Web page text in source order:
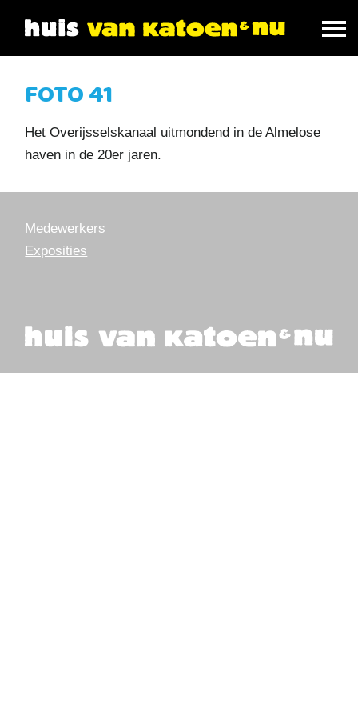
FOTO 41
Het Overijsselskanaal uitmondend in de Almelose
haven in de 20er jaren.
Medewerkers
Exposities